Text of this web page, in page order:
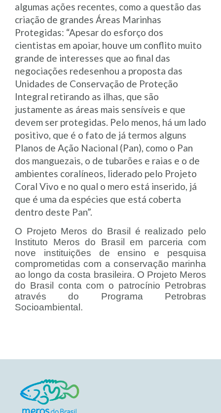
algumas ações recentes, como a questão das
criação de grandes Áreas Marinhas
Protegidas: “Apesar do esforço dos
cientistas em apoiar, houve um conflito muito
grande de interesses que ao final das
negociações redesenhou a proposta das
Unidades de Conservação de Proteção
Integral retirando as ilhas, que são
justamente as áreas mais sensíveis e que
devem ser protegidas. Pelo menos, há um lado
positivo, que é o fato de já termos alguns
Planos de Ação Nacional (Pan), como o Pan
dos manguezais, o de tubarões e raias e o de
ambientes coralíneos, liderado pelo Projeto
Coral Vivo e no qual o mero está inserido, já
que é uma da espécies que está coberta
dentro deste Pan”.
O Projeto Meros do Brasil é realizado pelo
Instituto Meros do Brasil em parceria com
nove instituições de ensino e pesquisa
comprometidas com a conservação marinha
ao longo da costa brasileira. O Projeto Meros
do Brasil conta com o patrocínio Petrobras
através do Programa Petrobras
Socioambiental.​